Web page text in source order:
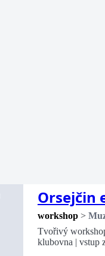
Orsejčin
workshop >
Tvořivý
klubovna | vstup